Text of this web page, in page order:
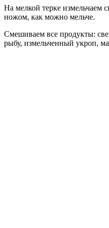
На мелкой терке измельчаем
ножом, как можно мельче.
Смешиваем все продукты:
рыбу, измельченный укроп,